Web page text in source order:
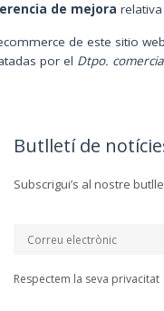
de mejora
de este sitio
por el Dtpo.
Butlletí de
Subscrigui’s al nostre
Respectem la seva privacitat